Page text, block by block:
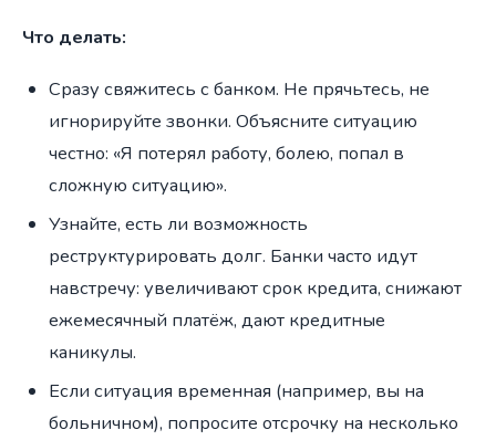
Что делать:
Сразу свяжитесь с банком. Не прячьтесь, не
игнорируйте звонки. Объясните ситуацию
честно: «Я потерял работу, болею, попал в
сложную ситуацию».
Узнайте, есть ли возможность
реструктурировать долг. Банки часто идут
навстречу: увеличивают срок кредита, снижают
ежемесячный платёж, дают кредитные
каникулы.
Если ситуация временная (например, вы на
больничном), попросите отсрочку на несколько